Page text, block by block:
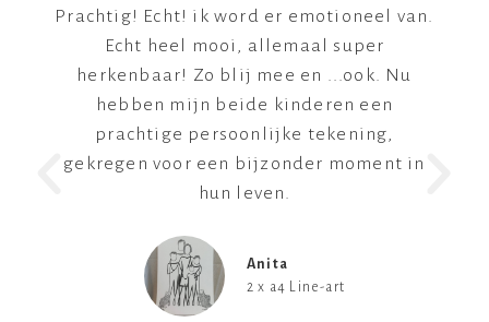
Prachtig! Echt! ik word er emotioneel van.
Echt heel mooi, allemaal super
herkenbaar! Zo blij mee en ...ook. Nu
hebben mijn beide kinderen een
prachtige persoonlijke tekening,
gekregen voor een bijzonder moment in
hun leven.
Anita
2 x a4 Line-art